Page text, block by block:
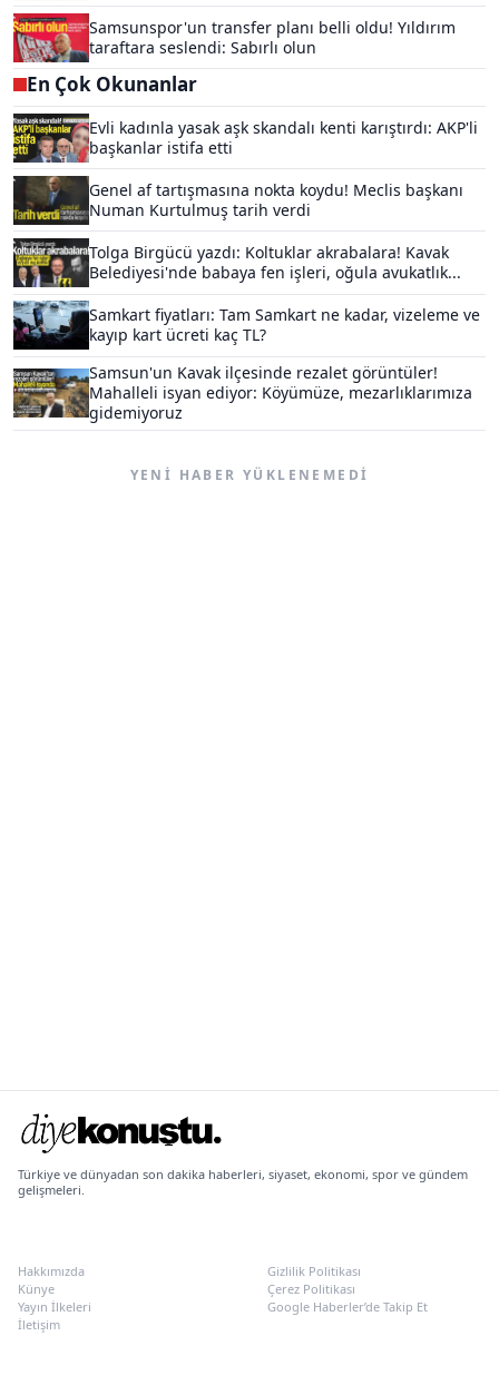
Samsunspor'un transfer planı belli oldu! Yıldırım
taraftara seslendi: Sabırlı olun
En Çok Okunanlar
Evli kadınla yasak aşk skandalı kenti karıştırdı: AKP'li
başkanlar istifa etti
Genel af tartışmasına nokta koydu! Meclis başkanı
Numan Kurtulmuş tarih verdi
Tolga Birgücü yazdı: Koltuklar akrabalara! Kavak
Belediyesi'nde babaya fen işleri, oğula avukatlık...
Samkart fiyatları: Tam Samkart ne kadar, vizeleme ve
kayıp kart ücreti kaç TL?
Samsun'un Kavak ilçesinde rezalet görüntüler!
Mahalleli isyan ediyor: Köyümüze, mezarlıklarımıza
gidemiyoruz
YENI HABER YÜKLENEMEDI
Türkiye ve dünyadan son dakika haberleri, siyaset, ekonomi, spor ve gündem
gelişmeleri.
Hakkımızda
Künye
Yayın İlkeleri
İletişim
Gizlilik Politikası
Çerez Politikası
Google Haberler’de Takip Et